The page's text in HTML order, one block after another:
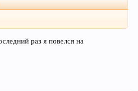
раз я повелся на